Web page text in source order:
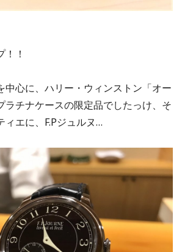
！
中心に、ハリー・ウィンストン「オー
ラチナケースの限定品でしたっけ、そ
ィエに、F.Pジュルヌ…